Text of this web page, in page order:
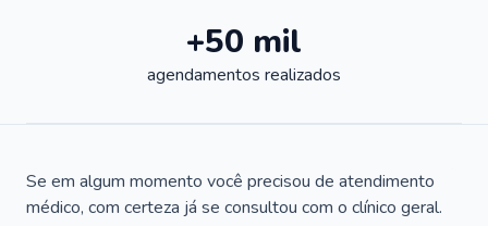
+50 mil
agendamentos realizados
Se em algum momento você precisou de atendimento
médico, com certeza já se consultou com o clínico geral.